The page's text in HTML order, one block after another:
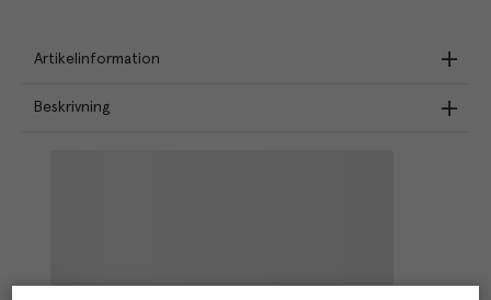
Artikelinformation
Beskrivning